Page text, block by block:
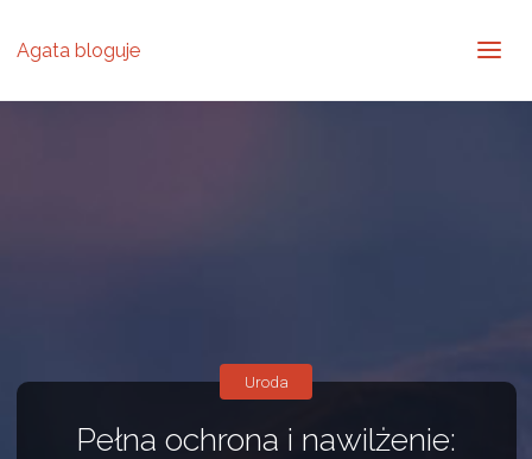
Agata bloguje
Pełna ochrona i nawilżenie:
Uroda